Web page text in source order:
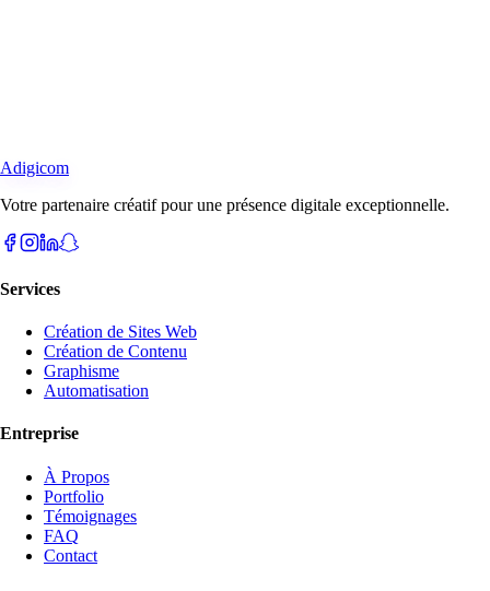
Adigicom
Votre partenaire créatif pour une présence digitale exceptionnelle.
Services
Création de Sites Web
Création de Contenu
Graphisme
Automatisation
Entreprise
À Propos
Portfolio
Témoignages
FAQ
Contact